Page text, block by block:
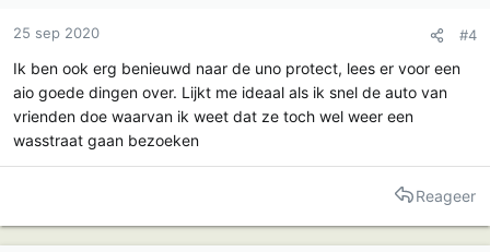
25 sep 2020 #4
Ik ben ook erg benieuwd naar de uno protect, lees er voor een
aio goede dingen over. Lijkt me ideaal als ik snel de auto van
vrienden doe waarvan ik weet dat ze toch wel weer een
wasstraat gaan bezoeken
Reageer